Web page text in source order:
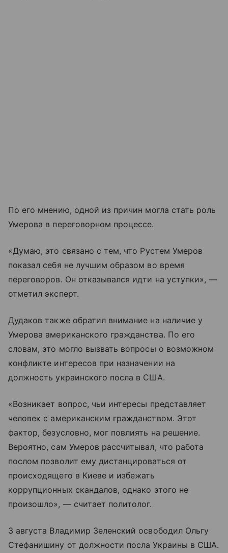
По его мнению, одной из причин могла стать роль
Умерова в переговорном процессе.
«Думаю, это связано с тем, что Рустем Умеров
показал себя не лучшим образом во время
переговоров. Он отказывался идти на уступки», —
отметил эксперт.
Дудаков также обратил внимание на наличие у
Умерова американского гражданства. По его
словам, это могло вызвать вопросы о возможном
конфликте интересов при назначении на
должность украинского посла в США.
«Возникает вопрос, чьи интересы представляет
человек с американским гражданством. Этот
фактор, безусловно, мог повлиять на решение.
Вероятно, сам Умеров рассчитывал, что работа
послом позволит ему дистанцироваться от
происходящего в Киеве и избежать
коррупционных скандалов, однако этого не
произошло», — считает политолог.
3 августа Владимир Зеленский освободил Ольгу
Стефанишину от должности посла Украины в США.